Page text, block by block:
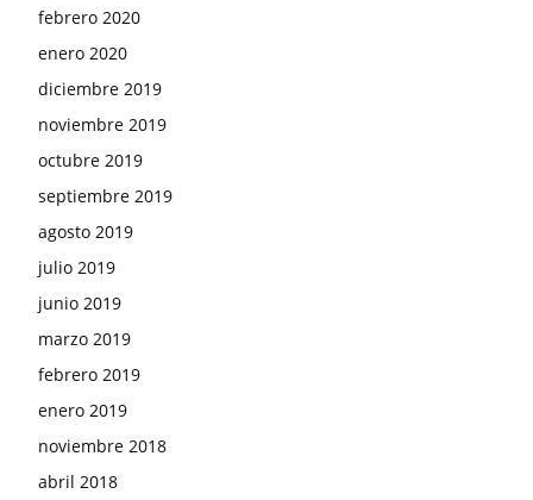
febrero 2020
enero 2020
diciembre 2019
noviembre 2019
octubre 2019
septiembre 2019
agosto 2019
julio 2019
junio 2019
marzo 2019
febrero 2019
enero 2019
noviembre 2018
abril 2018